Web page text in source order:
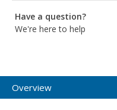
Have a question?
We're here to help
Overview